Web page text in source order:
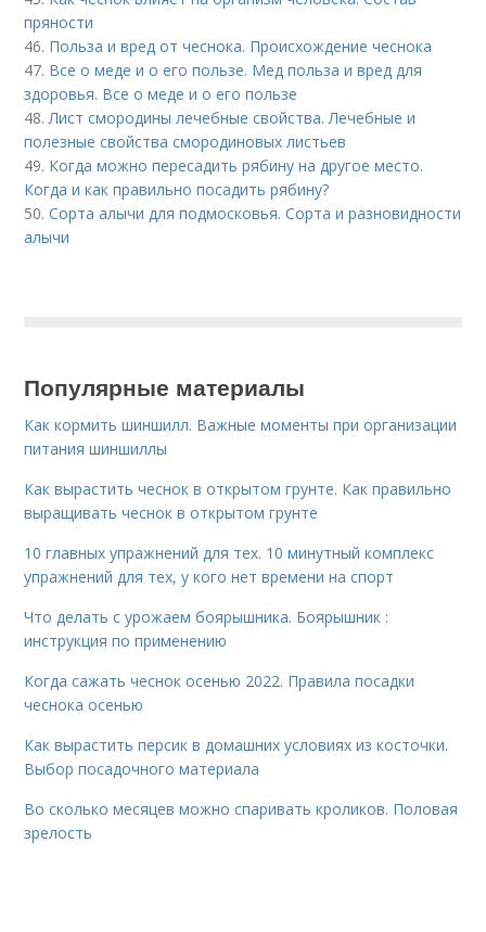
пряности
46. Польза и вред от чеснока. Происхождение чеснока
47. Все о меде и о его пользе. Мед польза и вред для
здоровья. Все о меде и о его пользе
48.Лист смородины лечебные свойства. Лечебные и
полезные свойства смородиновых листьев
49. Когда можно пересадить рябину на другое место.
Когда и как правильно посадить рябину?
50.Сорта алычи для подмосковья. Сорта и разновидности
алычи
Популярные материалы
Как кормить шиншилл. Важные моменты при организации
питания шиншиллы
Как вырастить чеснок в открытом грунте. Как правильно
выращивать чеснок в открытом грунте
10 главных упражнений для тех. 10 минутный комплекс
упражнений для тех, у кого нет времени на спорт
Что делать с урожаем боярышника. Боярышник :
инструкция по применению
Когда сажать чеснок осенью 2022. Правила посадки
чеснока осенью
Как вырастить персик в домашних условиях из косточки.
Выбор посадочного материала
Во сколько месяцев можно спаривать кроликов. Половая
зрелость